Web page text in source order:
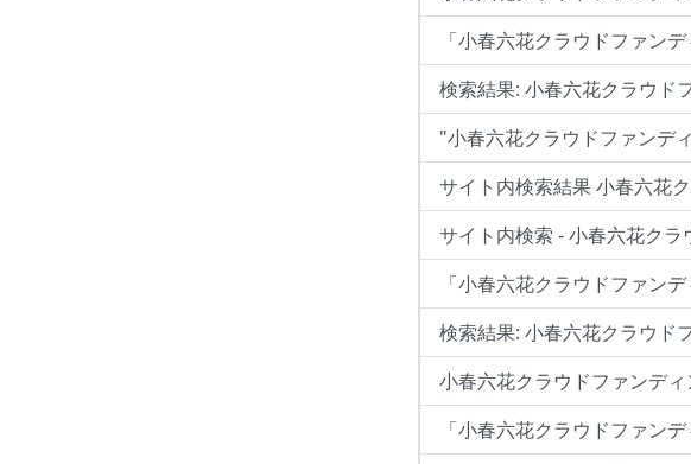
「小春六花クラウドファン
検索結果: 小春六花クラウド
"小春六花クラウドファンデ
サイト内検索結果 小春六花
サイト内検索 - 小春六花ク
「小春六花クラウドファン
検索結果: 小春六花クラウド
小春六花クラウドファンデ
「小春六花クラウドファン